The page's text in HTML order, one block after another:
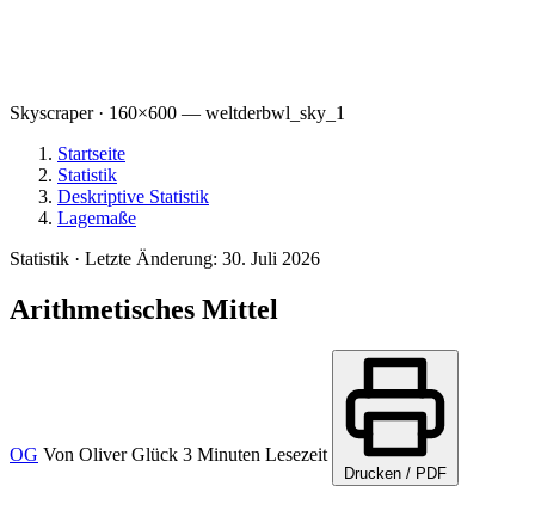
Skyscraper · 160×600 — weltderbwl_sky_1
Startseite
Statistik
Deskriptive Statistik
Lagemaße
Statistik · Letzte Änderung: 30. Juli 2026
Arithmetisches Mittel
OG Von Oliver Glück 3 Minuten Lesezeit
Drucken / PDF